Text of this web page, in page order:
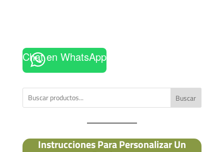
Chat en WhatsApp
Buscar
Instrucciones Para Personalizar Un